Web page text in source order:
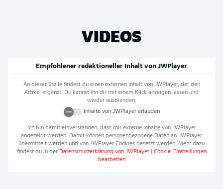
VIDEOS
Empfohlener redaktioneller Inhalt von JWPlayer
An dieser Stelle findest du einen externen Inhalt von JWPlayer, der den
Artikel ergänzt. Du kannst ihn dir mit einem Klick anzeigen lassen und
wieder ausblenden.
Inhalte von JWPlayererlauben
Ich bin damit einverstanden, dass mir externe Inhalte von JWPlayer
angezeigt werden. Damit können personenbezogene Daten an JWPlayer
übermittelt werden und von JWPlayer Cookies gesetzt werden. Mehr dazu
findest du in der Datenschutzerklärung von JWPlayer| Cookie-Einstellungen
bearbeiten